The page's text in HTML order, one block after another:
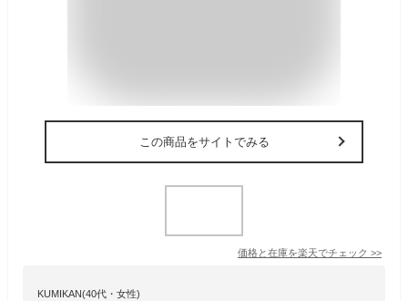
この商品をサイトでみる
価格と在庫を楽天でチェック >>
KUMIKAN(40代・女性)